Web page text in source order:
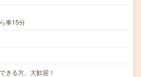
車15分
きる方、大歓迎！